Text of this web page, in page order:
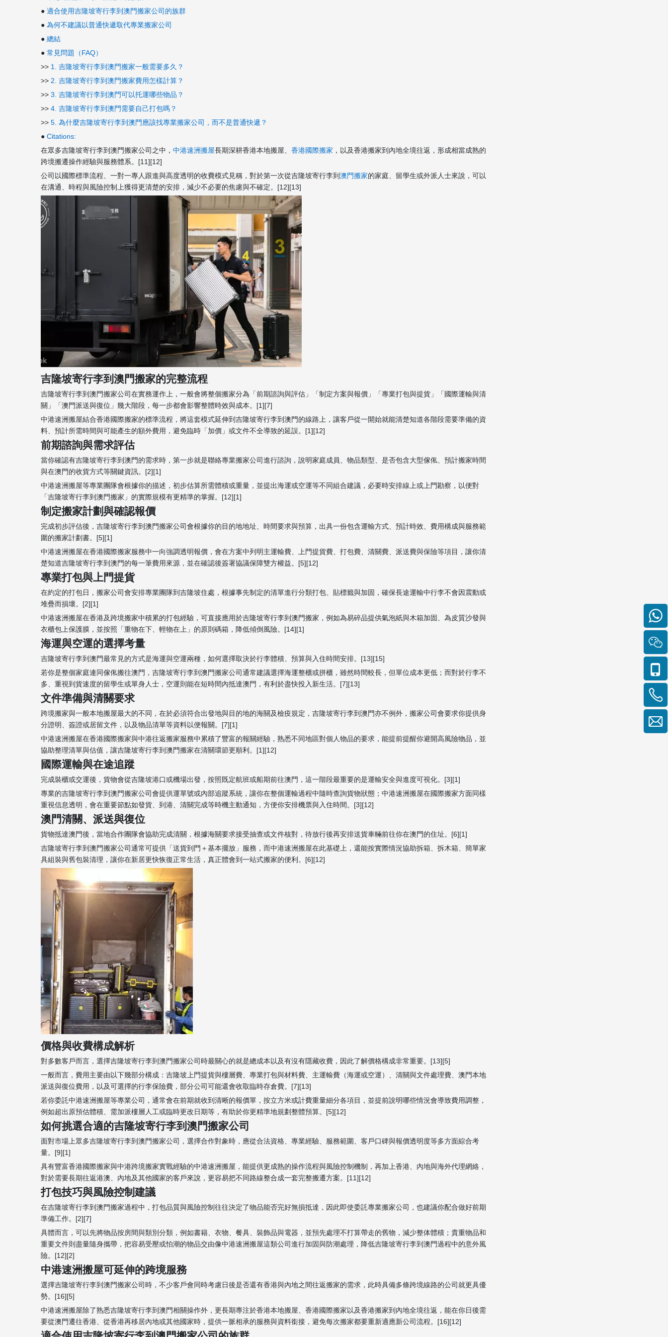
● 適合使用吉隆坡寄行李到澳門搬家公司的族群
● 為何不建議以普通快遞取代專業搬家公司
● 總結
● 常見問題（FAQ）
>> 1. 吉隆坡寄行李到澳門搬家一般需要多久？
>> 2. 吉隆坡寄行李到澳門搬家費用怎樣計算？
>> 3. 吉隆坡寄行李到澳門可以托運哪些物品？
>> 4. 吉隆坡寄行李到澳門需要自己打包嗎？
>> 5. 為什麼吉隆坡寄行李到澳門應該找專業搬家公司，而不是普通快遞？
● Citations:
在眾多吉隆坡寄行李到澳門搬家公司之中， 中港速洲搬屋長期深耕香港本地搬屋、 香港國際搬家 ，以及香港搬家到內地全境往返，形成相當成熟的
跨境搬遷操作經驗與服務體系。[11][12]
公司以國際標準流程、一對一專人跟進與高度透明的收費模式見稱，對於第一次從吉隆坡寄行李到澳門搬家的家庭、留學生或外派人士來說，可以
在溝通、時程與風險控制上獲得更清楚的安排，減少不必要的焦慮與不確定。[12][13]
吉隆坡寄行李到澳門搬家的完整流程
吉隆坡寄行李到澳門搬家公司在實務運作上，一般會將整個搬家分為「前期諮詢與評估」「制定方案與報價」「專業打包與提貨」「國際運輸與清
關」「澳門派送與復位」幾大階段，每一步都會影響整體時效與成本。[1][7]
中港速洲搬屋結合香港國際搬家的標準流程，將這套模式延伸到吉隆坡寄行李到澳門的線路上，讓客戶從一開始就能清楚知道各階段需要準備的資
料、預計所需時間與可能產生的額外費用，避免臨時「加價」或文件不全導致的延誤。[1][12]
前期諮詢與需求評估
當你確認有吉隆坡寄行李到澳門的需求時，第一步就是聯絡專業搬家公司進行諮詢，說明家庭成員、物品類型、是否包含大型傢俬、預計搬家時間
與在澳門的收貨方式等關鍵資訊。[2][1]
中港速洲搬屋等專業團隊會根據你的描述，初步估算所需體積或重量，並提出海運或空運等不同組合建議，必要時安排線上或上門勘察，以便對
「吉隆坡寄行李到澳門搬家」的實際規模有更精準的掌握。[12][1]
制定搬家計劃與確認報價
完成初步評估後，吉隆坡寄行李到澳門搬家公司會根據你的目的地地址、時間要求與預算，出具一份包含運輸方式、預計時效、費用構成與服務範
圍的搬家計劃書。[5][1]
中港速洲搬屋在香港國際搬家服務中一向強調透明報價，會在方案中列明主運輸費、上門提貨費、打包費、清關費、派送費與保險等項目，讓你清
楚知道吉隆坡寄行李到澳門的每一筆費用來源，並在確認後簽署協議保障雙方權益。[5][12]
專業打包與上門提貨
在約定的打包日，搬家公司會安排專業團隊到吉隆坡住處，根據事先制定的清單進行分類打包、貼標籤與加固，確保長途運輸中行李不會因震動或
堆疊而損壞。[2][1]
中港速洲搬屋在香港及跨境搬家中積累的打包經驗，可直接應用於吉隆坡寄行李到澳門搬家，例如為易碎品提供氣泡紙與木箱加固、為皮質沙發與
衣櫃包上保護膜，並按照「重物在下、輕物在上」的原則碼箱，降低傾倒風險。[14][1]
海運與空運的選擇考量
吉隆坡寄行李到澳門最常見的方式是海運與空運兩種，如何選擇取決於行李體積、預算與入住時間安排。[13][15]
若你是整個家庭連同傢俬搬往澳門，吉隆坡寄行李到澳門搬家公司通常建議選擇海運整櫃或拼櫃，雖然時間較長，但單位成本更低；而對於行李不
多、重視到貨速度的留學生或單身人士，空運則能在短時間內抵達澳門，有利於盡快投入新生活。[7][13]
文件準備與清關要求
跨境搬家與一般本地搬屋最大的不同，在於必須符合出發地與目的地的海關及檢疫規定，吉隆坡寄行李到澳門亦不例外，搬家公司會要求你提供身
分證明、簽證或居留文件，以及物品清單等資料以便報關。[7][1]
中港速洲搬屋在香港國際搬家與中港往返搬家服務中累積了豐富的報關經驗，熟悉不同地區對個人物品的要求，能提前提醒你避開高風險物品，並
協助整理清單與估值，讓吉隆坡寄行李到澳門搬家在清關環節更順利。[1][12]
國際運輸與在途追蹤
完成裝櫃或交運後，貨物會從吉隆坡港口或機場出發，按照既定航班或船期前往澳門，這一階段最重要的是運輸安全與進度可視化。[3][1]
專業的吉隆坡寄行李到澳門搬家公司會提供運單號或內部追蹤系統，讓你在整個運輸過程中隨時查詢貨物狀態；中港速洲搬屋在國際搬家方面同樣
重視信息透明，會在重要節點如發貨、到港、清關完成等時機主動通知，方便你安排機票與入住時間。[3][12]
澳門清關、派送與復位
貨物抵達澳門後，當地合作團隊會協助完成清關，根據海關要求接受抽查或文件核對，待放行後再安排送貨車輛前往你在澳門的住址。[6][1]
吉隆坡寄行李到澳門搬家公司通常可提供「送貨到門＋基本擺放」服務，而中港速洲搬屋在此基礎上，還能按實際情況協助拆箱、拆木箱、簡單家
具組裝與舊包裝清理，讓你在新居更快恢復正常生活，真正體會到一站式搬家的便利。[6][12]
價格與收費構成解析
對多數客戶而言，選擇吉隆坡寄行李到澳門搬家公司時最關心的就是總成本以及有沒有隱藏收費，因此了解價格構成非常重要。[13][5]
一般而言，費用主要由以下幾部分構成：吉隆坡上門提貨與樓層費、專業打包與材料費、主運輸費（海運或空運）、清關與文件處理費、澳門本地
派送與復位費用，以及可選擇的行李保險費，部分公司可能還會收取臨時存倉費。[7][13]
若你委託中港速洲搬屋等專業公司，通常會在前期就收到清晰的報價單，按立方米或計費重量細分各項目，並提前說明哪些情況會導致費用調整，
例如超出原預估體積、需加派樓層人工或臨時更改日期等，有助於你更精準地規劃整體預算。[5][12]
如何挑選合適的吉隆坡寄行李到澳門搬家公司
面對市場上眾多吉隆坡寄行李到澳門搬家公司，選擇合作對象時，應從合法資格、專業經驗、服務範圍、客戶口碑與報價透明度等多方面綜合考
量。[9][1]
具有豐富香港國際搬家與中港跨境搬家實戰經驗的中港速洲搬屋，能提供更成熟的操作流程與風險控制機制，再加上香港、內地與海外代理網絡，
對於需要長期往返港澳、內地及其他國家的客戶來說，更容易把不同路線整合成一套完整搬遷方案。[11][12]
打包技巧與風險控制建議
在吉隆坡寄行李到澳門搬家過程中，打包品質與風險控制往往決定了物品能否完好無損抵達，因此即使委託專業搬家公司，也建議你配合做好前期
準備工作。[2][7]
具體而言，可以先將物品按房間與類別分類，例如書籍、衣物、餐具、裝飾品與電器，並預先處理不打算帶走的舊物，減少整体體積；貴重物品和
重要文件則盡量隨身攜帶，把容易受壓或怕潮的物品交由像中港速洲搬屋這類公司進行加固與防潮處理，降低吉隆坡寄行李到澳門過程中的意外風
險。[12][2]
中港速洲搬屋可延伸的跨境服務
選擇吉隆坡寄行李到澳門搬家公司時，不少客戶會同時考慮日後是否還有香港與內地之間往返搬家的需求，此時具備多條跨境線路的公司就更具優
勢。[16][5]
中港速洲搬屋除了熟悉吉隆坡寄行李到澳門相關操作外，更長期專注於香港本地搬屋、香港國際搬家以及香港搬家到內地全境往返，能在你日後需
要從澳門遷往香港、從香港再移居內地或其他國家時，提供一脈相承的服務與資料銜接，避免每次搬家都要重新適應新公司流程。[16][12]